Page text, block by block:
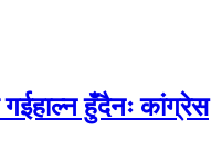
हुँदैनः कांग्रेस